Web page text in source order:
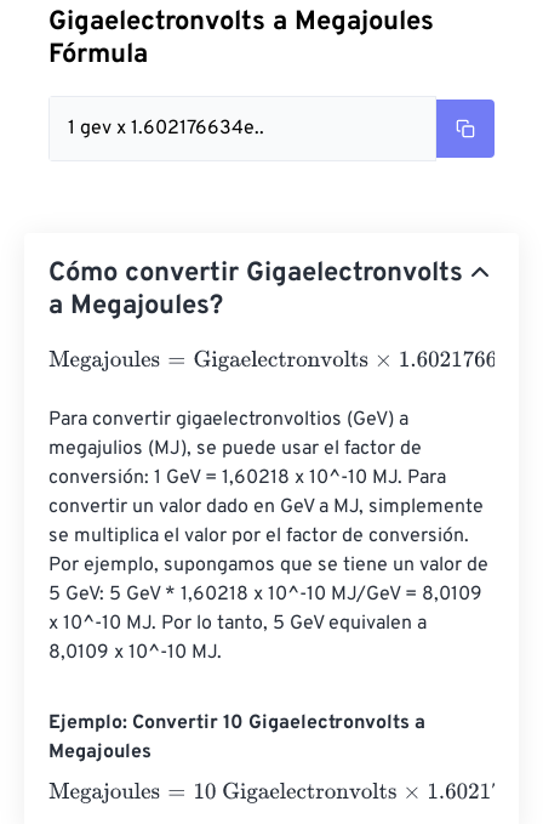
Gigaelectronvolts a Megajoules
Fórmula
1 gev x 1.602176634e..
Cómo convertir Gigaelectronvolts
a Megajoules?
Megajoules= Gigaelectronvolts×1.602176634e-25
Para convertir gigaelectronvoltios (GeV) a
megajulios (MJ), se puede usar el factor de
conversión: 1 GeV = 1,60218 x 10^-10 MJ. Para
convertir un valor dado en GeV a MJ, simplemente
se multiplica el valor por el factor de conversión.
Por ejemplo, supongamos que se tiene un valor de
5 GeV: 5 GeV * 1,60218 x 10^-10 MJ/GeV = 8,0109
x 10^-10 MJ. Por lo tanto, 5 GeV equivalen a
8,0109 x 10^-10 MJ.
Ejemplo: Convertir 10 Gigaelectronvolts a
Megajoules
Megajoules= 10 Gigaelectronvolts×1.602176634e-25